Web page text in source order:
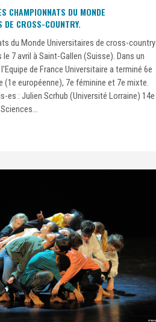
CHAMPIONNATS DU MONDE
DE CROSS-COUNTRY.
du Monde Universitaires de cross-country
7 avril à Saint-Gallen (Suisse). Dans un
de France Universitaire a terminé 6e
(1e européenne), 7e féminine et 7e mixte.
es : Julien Scrhub (Université Lorraine) 14e